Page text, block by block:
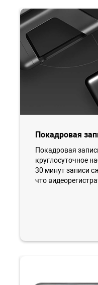
Покадровая
Покадровая
круглосуточное
30 минут записи
что